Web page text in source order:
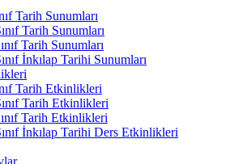
Tarih Sunumları
Tarih Sunumları
Tarih Sunumları
İnkılap Tarihi Sunumları
Tarih Etkinlikleri
Tarih Etkinlikleri
Tarih Etkinlikleri
İnkılap Tarihi Ders Etkinlikleri